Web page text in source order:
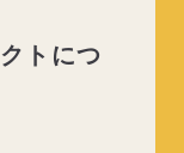
トにつ